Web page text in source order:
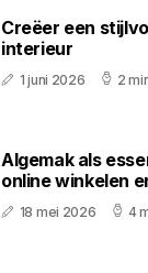
Creëer een
interieur
1 juni 2026 2
Algemak als
online winkelen
18 mei 2026 4